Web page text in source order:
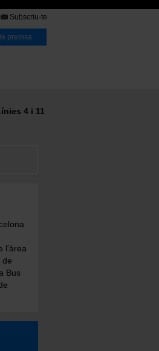
Subscriu-te
premsa
4 i 11
l'àrea
de
Bus